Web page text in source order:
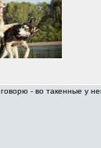
- во такенные у